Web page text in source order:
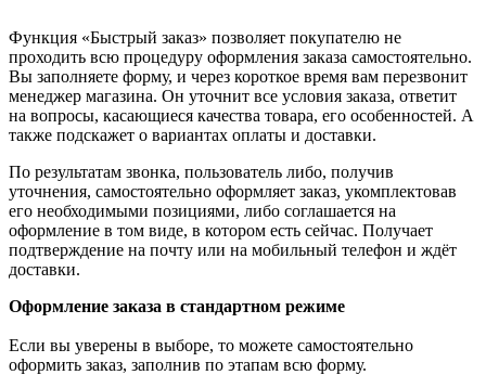
Функция «Быстрый заказ» позволяет покупателю не
проходить всю процедуру оформления заказа самостоятельно.
Вы заполняете форму, и через короткое время вам перезвонит
менеджер магазина. Он уточнит все условия заказа, ответит
на вопросы, касающиеся качества товара, его особенностей. А
также подскажет о вариантах оплаты и доставки.
По результатам звонка, пользователь либо, получив
уточнения, самостоятельно оформляет заказ, укомплектовав
его необходимыми позициями, либо соглашается на
оформление в том виде, в котором есть сейчас. Получает
подтверждение на почту или на мобильный телефон и ждёт
доставки.
Оформление заказа в стандартном режиме
Если вы уверены в выборе, то можете самостоятельно
оформить заказ, заполнив по этапам всю форму.